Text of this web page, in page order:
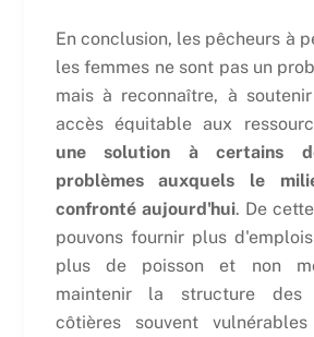
En conclusion, les pêcheurs à
les femmes ne sont pas un
mais à reconnaître, à
accès équitable aux
une solution à certains
problèmes auxquels le
confronté aujourd'hui. De
pouvons fournir plus
plus de poisson et non
maintenir la structure des
côtières souvent